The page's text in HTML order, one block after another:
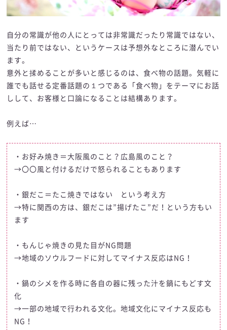
自分の常識が他の人にとっては非常識だったり常識ではない、
当たり前ではない、というケースは予想外なところに潜んでい
ます。
意外と揉めることが多いと感じるのは、食べ物の話題。気軽に
誰でも話せる定番話題の１つである「食べ物」をテーマにお話
しして、お客様と口論になることは結構あります。
例えば…
・お好み焼き＝大阪風のこと？広島風のこと？
→〇〇風と付けるだけで怒られることもあります
・銀だこ＝たこ焼きではない という考え方
→特に関西の方は、銀だこは”揚げたこ”だ！という方もい
ます
・もんじゃ焼きの見た目がNG問題
→地域のソウルフードに対してマイナス反応はNG！
・鍋のシメを作る時に各自の器に残った汁を鍋にもどす文
化
→一部の地域で行われる文化。地域文化にマイナス反応も
NG！